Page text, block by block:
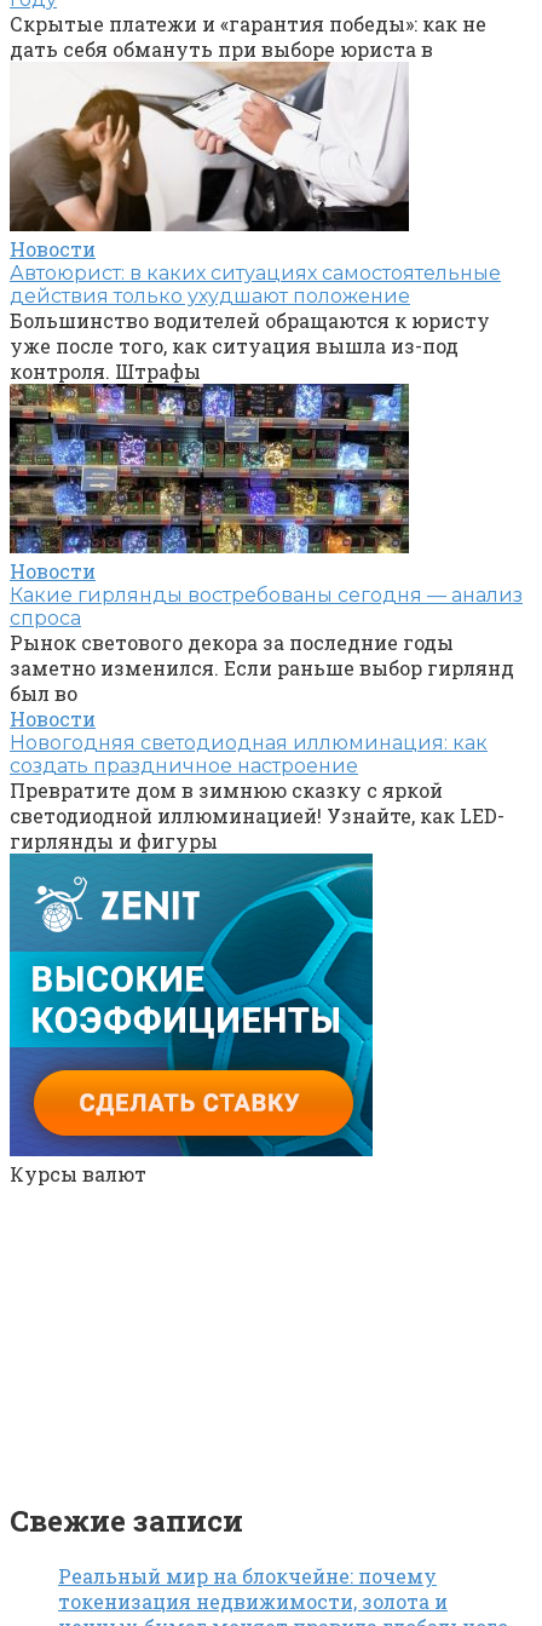
Скрытые платежи и «гарантия победы»: как не
дать себя обмануть при выборе юриста в
Новости
Автоюрист: в каких ситуациях самостоятельные
действия только ухудшают положение
Большинство водителей обращаются к юристу
уже после того, как ситуация вышла из-под
контроля. Штрафы
Новости
Какие гирлянды востребованы сегодня — анализ
спроса
Рынок светового декора за последние годы
заметно изменился. Если раньше выбор гирлянд
был во
Новости
Новогодняя светодиодная иллюминация: как
создать праздничное настроение
Превратите дом в зимнюю сказку с яркой
светодиодной иллюминацией! Узнайте, как LED-
гирлянды и фигуры
Курсы валют
Свежие записи
Реальный мир на блокчейне: почему
токенизация недвижимости, золота и